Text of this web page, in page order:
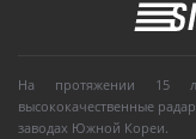
На протяжении 15
высококачественные
заводах Южной Кореи.